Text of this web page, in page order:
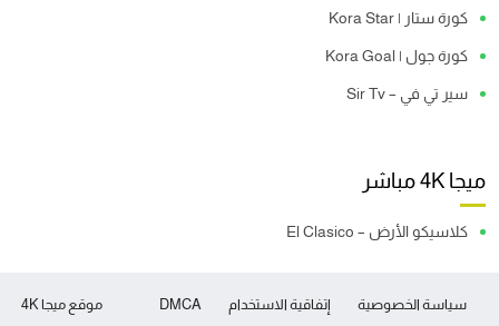
كورة ستار | Kora Star
كورة جول | Kora Goal
سير تي في – Sir Tv
ميجا 4K مباشر
كلاسيكو الأرض – El Clasico
موقع ميجا 4K سياسة الخصوصية إتفاقية الاستخدام DMCA